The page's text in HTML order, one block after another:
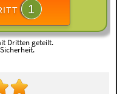
1
Dritten geteilt.